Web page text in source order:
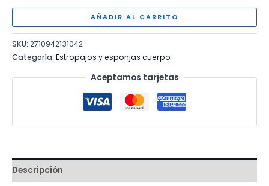
cantidad
AÑADIR AL CARRITO
SKU: 2710942131042
Categoría: Estropajos y esponjas cuerpo
Aceptamos tarjetas
Descripción